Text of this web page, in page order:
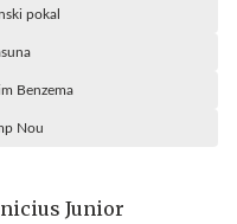
pokal
Benzema
Nou
Junior